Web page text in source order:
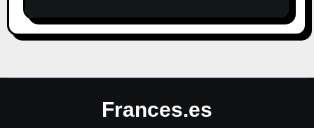
Frances.es